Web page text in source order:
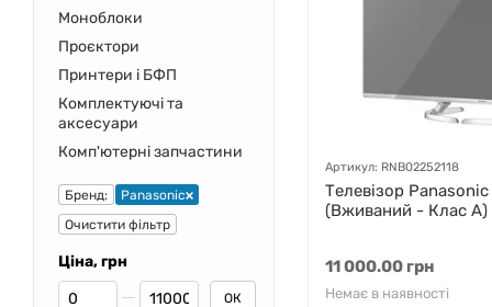
Артикул: RNB02252118
Телевізор
(Вживаний - Клас A)
11 000.00 грн
Немає в наявності
Моноблоки
Проєктори
Принтери і БФП
Комплектуючі та
аксесуари
Комп'ютерні запчастини
Бренд:
Panasonic
Очистити фільтр
Ціна, грн
Від Ціна, грн
До Ціна, грн ОК